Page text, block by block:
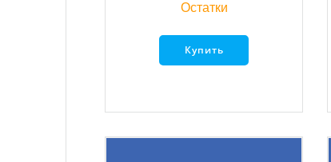
Остатки
Купить